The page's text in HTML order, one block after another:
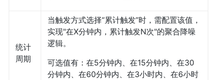
统计
周期
当触发方式选择“累计触发”时，需配置该值，
实现"在X分钟内，累计触发N次"的聚合降噪
逻辑。
可选值有：在5分钟内、在15分钟内、在30
分钟内、在60分钟内、在3小时内、在6小时